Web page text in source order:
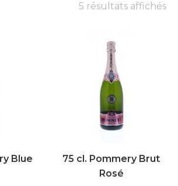
5 résultats affichés
Blue
75 cl. Pommery Brut
Rosé